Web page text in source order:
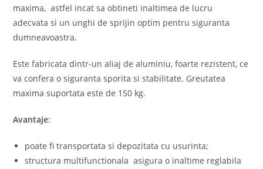
maxima, astfel incat sa obtineti inaltimea de lucru
adecvata si un unghi de sprijin optim pentru siguranta
dumneavoastra.
Este fabricata dintr-un aliaj de aluminiu, foarte rezistent, ce
va confera o siguranta sporita si stabilitate. Greutatea
maxima suportata este de 150 kg.
Avantaje:
poate fi transportata si depozitata cu usurinta;
structura multifunctionala asigura o inaltime reglabila